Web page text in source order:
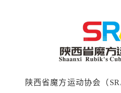
陕西省魔方运动协会（